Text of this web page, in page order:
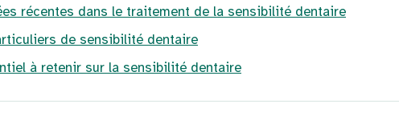
récentes dans le traitement de la sensibilité dentaire
de sensibilité dentaire
à retenir sur la sensibilité dentaire